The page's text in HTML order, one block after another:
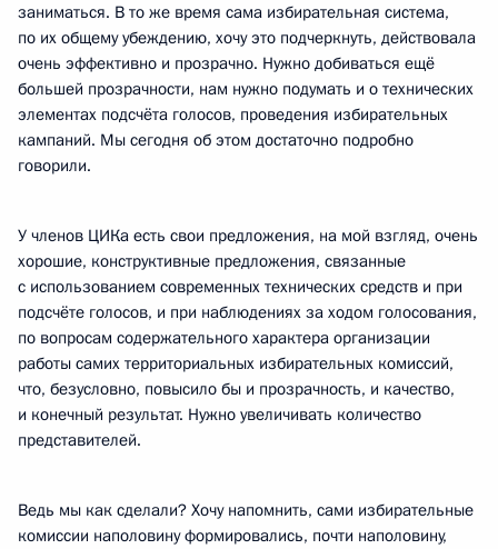
заниматься. В то же время сама избирательная система,
по их общему убеждению, хочу это подчеркнуть, действовала
очень эффективно и прозрачно. Нужно добиваться ещё
большей прозрачности, нам нужно подумать и о технических
элементах подсчёта голосов, проведения избирательных
кампаний. Мы сегодня об этом достаточно подробно
говорили.
У членов ЦИКа есть свои предложения, на мой взгляд, очень
хорошие, конструктивные предложения, связанные
с использованием современных технических средств и при
подсчёте голосов, и при наблюдениях за ходом голосования,
по вопросам содержательного характера организации
работы самих территориальных избирательных комиссий,
что, безусловно, повысило бы и прозрачность, и качество,
и конечный результат. Нужно увеличивать количество
представителей.
Ведь мы как сделали? Хочу напомнить, сами избирательные
комиссии наполовину формировались, почти наполовину,